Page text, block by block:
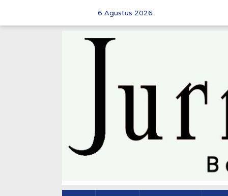
6 Agustus 2026